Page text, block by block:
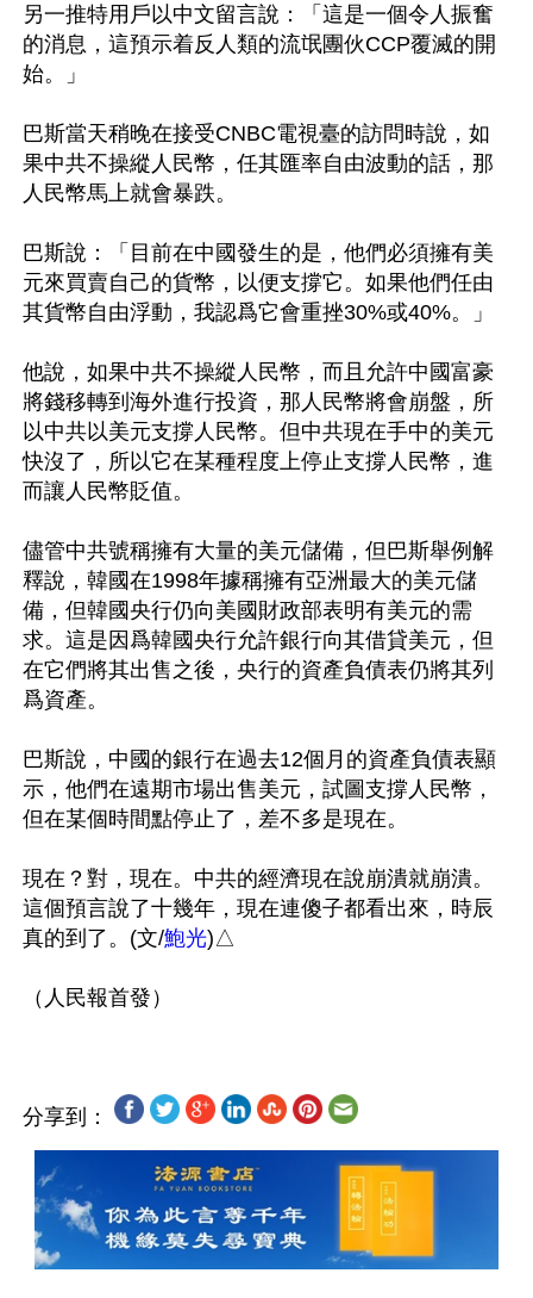
另一推特用戶以中文留言說：「這是一個令人振奮
的消息，這預示着反人類的流氓團伙CCP覆滅的開
始。」
巴斯當天稍晚在接受CNBC電視臺的訪問時說，如
果中共不操縱人民幣，任其匯率自由波動的話，那
人民幣馬上就會暴跌。
巴斯說：「目前在中國發生的是，他們必須擁有美
元來買賣自己的貨幣，以便支撐它。如果他們任由
其貨幣自由浮動，我認爲它會重挫30%或40%。」
他說，如果中共不操縱人民幣，而且允許中國富豪
將錢移轉到海外進行投資，那人民幣將會崩盤，所
以中共以美元支撐人民幣。但中共現在手中的美元
快沒了，所以它在某種程度上停止支撐人民幣，進
而讓人民幣貶值。
儘管中共號稱擁有大量的美元儲備，但巴斯舉例解
釋說，韓國在1998年據稱擁有亞洲最大的美元儲
備，但韓國央行仍向美國財政部表明有美元的需
求。這是因爲韓國央行允許銀行向其借貸美元，但
在它們將其出售之後，央行的資產負債表仍將其列
爲資產。
巴斯說，中國的銀行在過去12個月的資產負債表顯
示，他們在遠期市場出售美元，試圖支撐人民幣，
但在某個時間點停止了，差不多是現在。
現在？對，現在。中共的經濟現在說崩潰就崩潰。
這個預言說了十幾年，現在連傻子都看出來，時辰
真的到了。(文/鮑光)△
分享到：